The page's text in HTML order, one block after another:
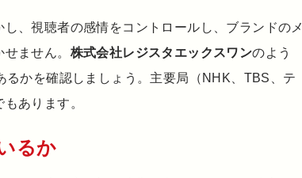
、視聴者の感情をコントロールし、ブランドのメ
ません。 株式会社レジスタエックスワンのよう
かを確認しましょう。主要局（NHK、TBS、テ
あります。
るか